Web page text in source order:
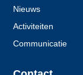
Nieuws
Activiteiten
Communicatie